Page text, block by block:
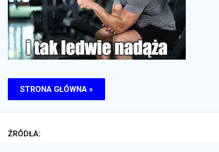
STRONA GŁÓWNA »
ŹRÓDŁA: